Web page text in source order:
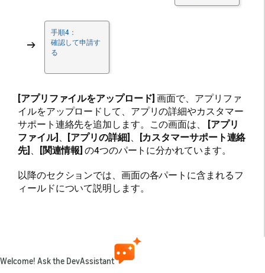
→
手順4：
確認して申請す
る
[アプリファイルをアップロード] 画面で、アプリファ
イルをアップロードして、アプリの詳細やカスタマー
サポート連絡先を追加します。この画面は、
[アプリ
ファイル] 、 [アプリの詳細] 、
[カスタマーサポート連絡
先] 、 [関連情報] の4つのパートに分かれています。
以降のセクションでは、画面の各パートに含まれるフ
ィールドについて説明します。
アプリファイル
Welcome! Ask the DevAssistant